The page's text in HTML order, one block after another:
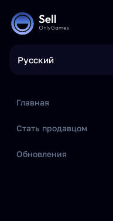
Русский
Главная
Стать продавцом
Обновления